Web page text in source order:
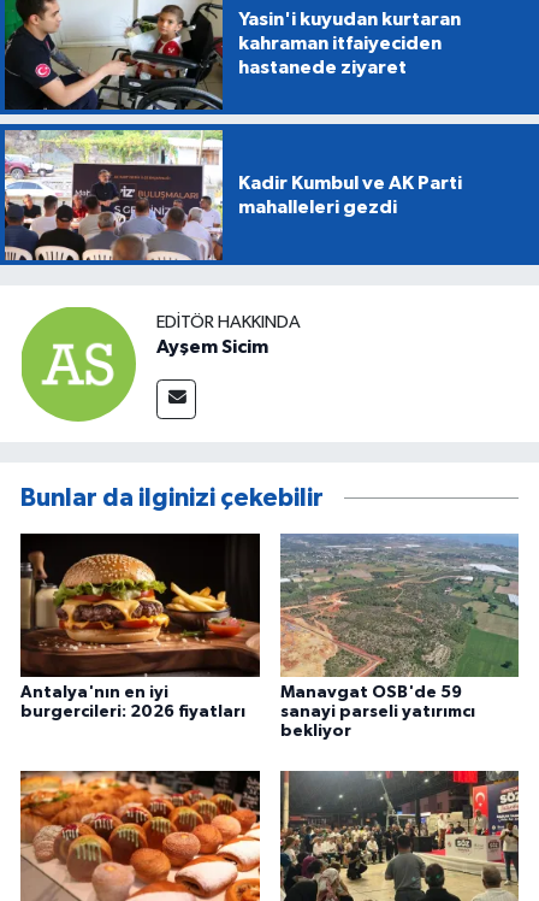
Yasin'i kuyudan kurtaran
kahraman itfaiyeciden
hastanede ziyaret
Kadir Kumbul ve AK Parti
mahalleleri gezdi
EDITÖR HAKKINDA
Ayşem Sicim
Bunlar da ilginizi çekebilir
Antalya'nın en iyi
burgercileri: 2026 fiyatları
Manavgat OSB'de 59
sanayi parseli yatırımcı
bekliyor